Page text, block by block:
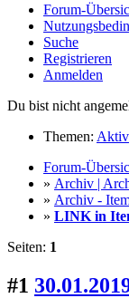
Forum-
Suche
Registrieren
Anmelden
Du bist nicht
Themen: Aktiv
Forum-
» Archiv |
» Archiv -
» LINK in
Seiten: 1
#1